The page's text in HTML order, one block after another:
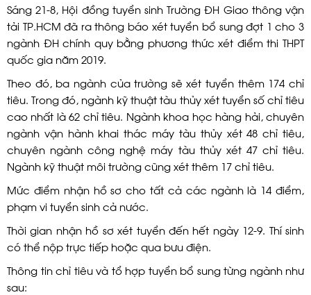
Sáng 21-8, Hội đồng tuyển sinh Trường ĐH Giao thông vận
tải TP.HCM đã ra thông báo xét tuyển bổ sung đợt 1 cho 3
ngành ĐH chính quy bằng phương thức xét điểm thi THPT
quốc gia năm 2019.
Theo đó, ba ngành của trường sẽ xét tuyển thêm 174 chỉ
tiêu. Trong đó, ngành kỹ thuật tàu thủy xét tuyển số chỉ tiêu
cao nhất là 62 chỉ tiêu. Ngành khoa học hàng hải, chuyên
ngành vận hành khai thác máy tàu thủy xét 48 chỉ tiêu,
chuyên ngành công nghệ máy tàu thủy xét 47 chỉ tiêu.
Ngành kỹ thuật môi trường cũng xét thêm 17 chỉ tiêu.
Mức điểm nhận hồ sơ cho tất cả các ngành là 14 điểm,
phạm vi tuyển sinh cả nước.
Thời gian nhận hồ sơ xét tuyển đến hết ngày 12-9. Thí sinh
có thể nộp trực tiếp hoặc qua bưu điện.
Thông tin chỉ tiêu và tổ hợp tuyển bổ sung từng ngành như
sau: